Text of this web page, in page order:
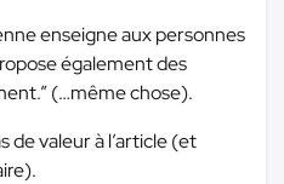
enseigne aux personnes
également des
(…même chose).
de valeur à l’article (et